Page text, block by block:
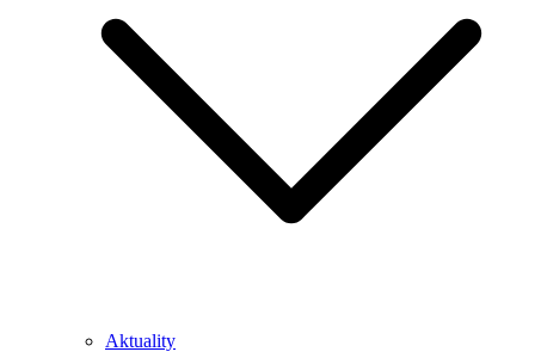
Aktuality